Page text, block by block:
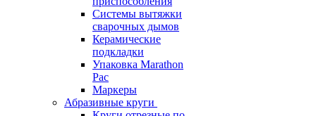
Системы вытяжки
сварочных дымов
Керамические
подкладки
Упаковка Marathon
Pac
Маркеры
Абразивные круги